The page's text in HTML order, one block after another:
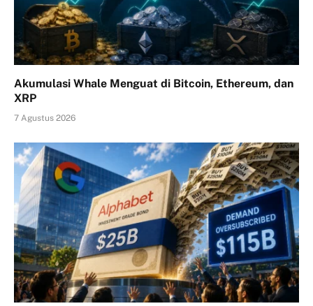
Akumulasi Whale Menguat di Bitcoin, Ethereum, dan
XRP
7 Agustus 2026